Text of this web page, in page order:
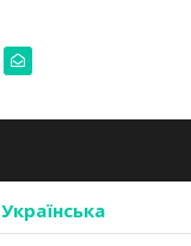
Українська